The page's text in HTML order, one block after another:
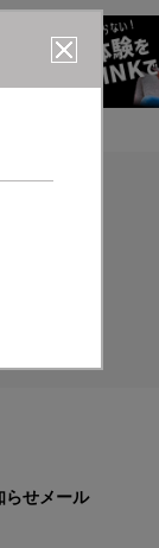
らせメール